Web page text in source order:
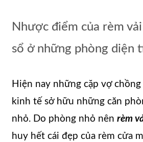
Nhược điểm của rèm
sổ ở những phòng diện
Hiện nay những cặp vợ
kinh tế sở hữu những căn
nhỏ. Do phòng nhỏ nên rèm
huy hết cái đẹp của rèm cửa